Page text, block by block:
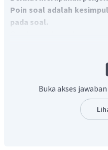
Poin soal adalah
pada soal.
ketimpangan antara
Suatu golongan
ukuran kekayaan dilihat
kendaraan, tanah,
pemenuhan kebutuhan
Buka akses